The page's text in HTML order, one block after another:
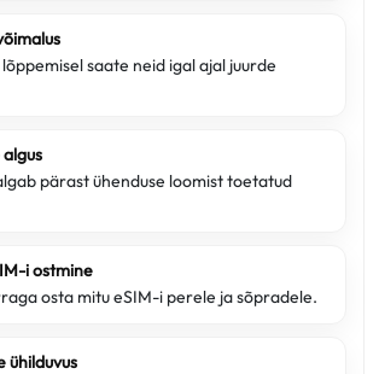
saate neid igal ajal juurde
pärast ühenduse loomist toetatud
i ostmine
osta mitu eSIM-i perele ja sõpradele.
ühilduvus